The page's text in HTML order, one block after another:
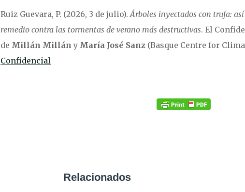
Ruiz Guevara, P. (2026, 3 de julio).Árboles inyectados con trufa:
remedio contra las tormentas de verano más destructivas. El
de Millán Millán y María José Sanz (Basque Centre for
Confidencial
Relacionados